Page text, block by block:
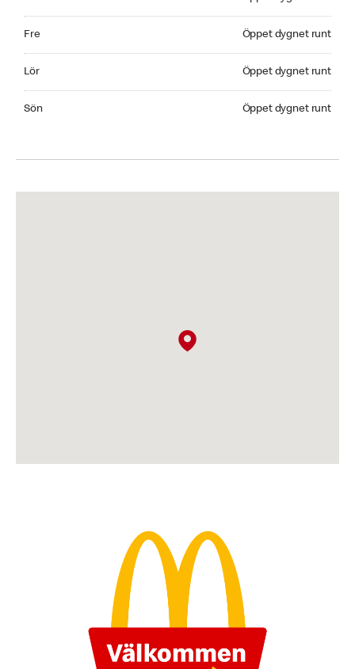
Fre Öppet dygnet runt
Lör Öppet dygnet runt
Sön Öppet dygnet runt